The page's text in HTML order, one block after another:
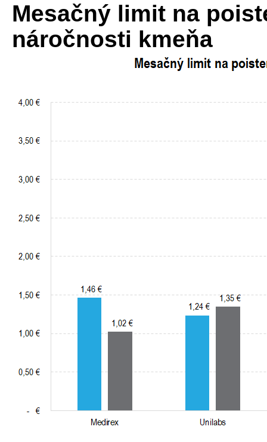
Mesačný limit na
náročnosti kmeňa